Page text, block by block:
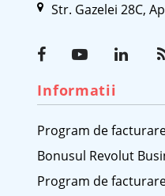
Str. Gazelei 28C,
Informatii
Program de
Bonusul Revolut
Program de